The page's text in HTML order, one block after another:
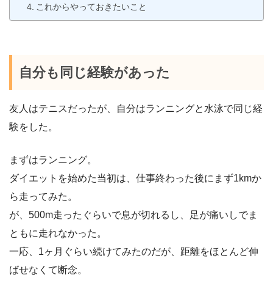
これからやっておきたいこと
自分も同じ経験があった
友人はテニスだったが、自分はランニングと水泳で同じ経
験をした。
まずはランニング。
ダイエットを始めた当初は、仕事終わった後にまず1kmか
ら走ってみた。
が、500m走ったぐらいで息が切れるし、足が痛いしでま
ともに走れなかった。
一応、1ヶ月ぐらい続けてみたのだが、距離をほとんど伸
ばせなくて断念。